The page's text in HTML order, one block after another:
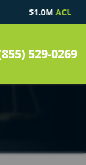
POR
529-0269